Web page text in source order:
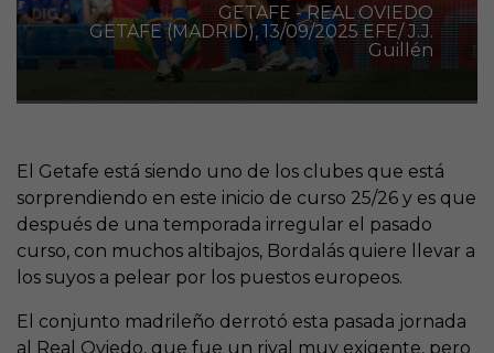
GETAFE - REAL OVIEDO
GETAFE (MADRID), 13/09/2025 EFE/ J.J.
Guillén
El Getafe está siendo uno de los clubes que está
sorprendiendo en este inicio de curso 25/26 y es que
después de una temporada irregular el pasado
curso, con muchos altibajos, Bordalás quiere llevar a
los suyos a pelear por los puestos europeos.
El conjunto madrileño derrotó esta pasada jornada
al Real Oviedo, que fue un rival muy exigente, pero